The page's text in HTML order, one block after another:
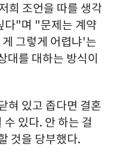
희 조언을 따를 생각
다"며 "문제는 계약
그렇게 어렵냐'는
대를 대하는 방식이
혀 있고 좁다면 결혼
있다. 안 하는 걸
것을 당부했다.